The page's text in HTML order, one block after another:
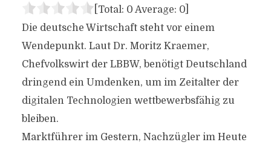
[Total: 0 Average: 0]
Die deutsche Wirtschaft steht vor einem
Wendepunkt. Laut Dr. Moritz Kraemer,
Chefvolkswirt der LBBW, benötigt Deutschland
dringend ein Umdenken, um im Zeitalter der
digitalen Technologien wettbewerbsfähig zu
bleiben.
Marktführer im Gestern, Nachzügler im Heute